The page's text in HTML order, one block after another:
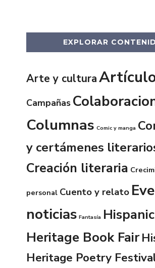
EXPLORAR
Arte y cultura
Campañas
Columnas Comic y manga
y certámenes
Creación literaria
personal Cuento y relato
noticias Fantasía Hispanic
Heritage Book Fair
Heritage Poetry